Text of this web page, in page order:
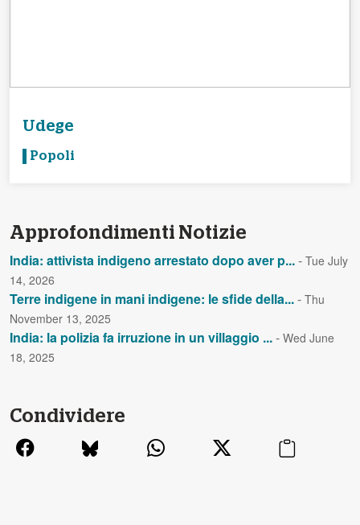
Udege
Popoli
Approfondimenti Notizie
India: attivista indigeno arrestato dopo aver p...- Tue July
14, 2026
Terre indigene in mani indigene: le sfide della...- Thu
November 13, 2025
India: la polizia fa irruzione in un villaggio ...- Wed June
18, 2025
Condividere